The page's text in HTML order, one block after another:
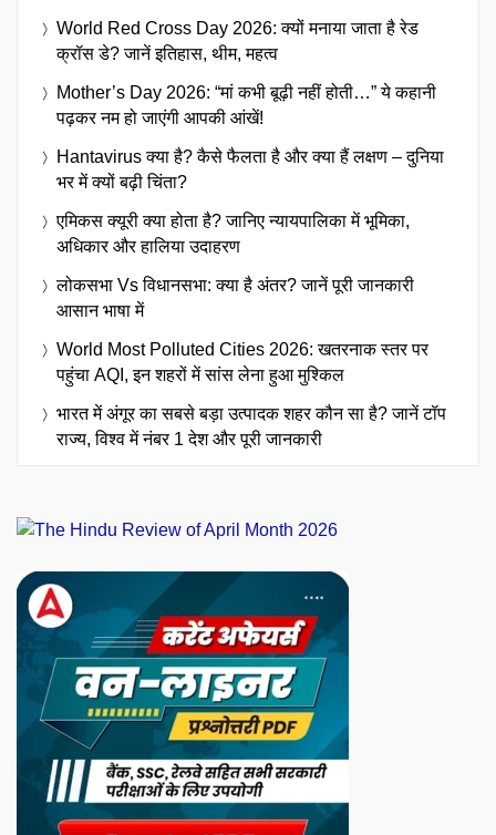
World Red Cross Day 2026: क्यों मनाया जाता है रेड
क्रॉस डे? जानें इतिहास, थीम, महत्व
Mother’s Day 2026: “मां कभी बूढ़ी नहीं होती…” ये कहानी
पढ़कर नम हो जाएंगी आपकी आंखें!
Hantavirus क्या है? कैसे फैलता है और क्या हैं लक्षण – दुनिया
भर में क्यों बढ़ी चिंता?
एमिकस क्यूरी क्या होता है? जानिए न्यायपालिका में भूमिका,
अधिकार और हालिया उदाहरण
लोकसभा Vs विधानसभा: क्या है अंतर? जानें पूरी जानकारी
आसान भाषा में
World Most Polluted Cities 2026: खतरनाक स्तर पर
पहुंचा AQI, इन शहरों में सांस लेना हुआ मुश्किल
भारत में अंगूर का सबसे बड़ा उत्पादक शहर कौन सा है? जानें टॉप
राज्य, विश्व में नंबर 1 देश और पूरी जानकारी